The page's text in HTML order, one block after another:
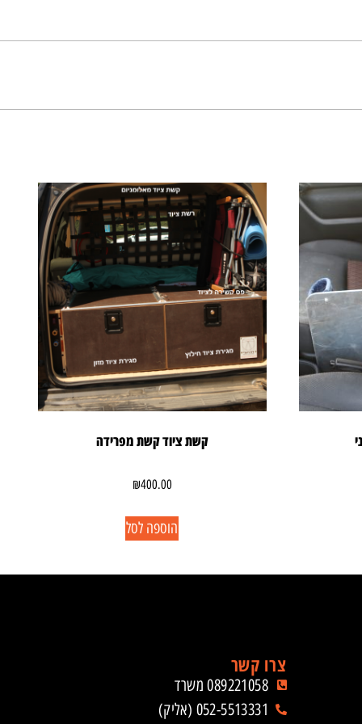
קשת ציוד קשת מפרידה
₪400.00
הוספה לסל
צרו קשר
089221058 משרד
052-5513331 (אליק)